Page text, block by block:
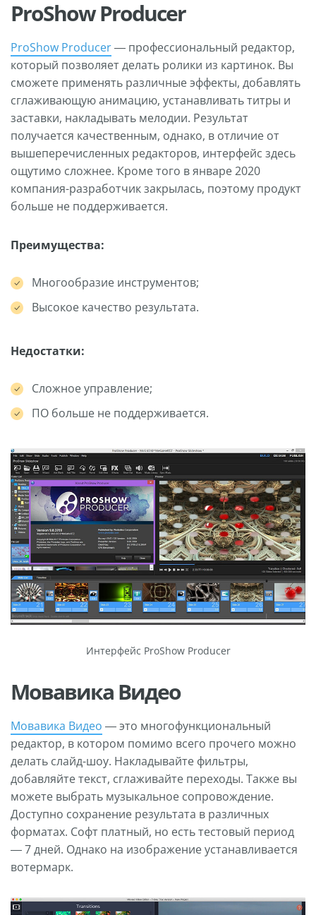
ProShow Producer
ProShow Producer— профессиональный редактор,
который позволяет делать ролики из картинок. Вы
сможете применять различные эффекты, добавлять
сглаживающую анимацию, устанавливать титры и
заставки, накладывать мелодии. Результат
получается качественным, однако, в отличие от
вышеперечисленных редакторов, интерфейс здесь
ощутимо сложнее. Кроме того в январе 2020
компания-разработчик закрылась, поэтому продукт
больше не поддерживается.
Преимущества:
Многообразие инструментов;
Высокое качество результата.
Недостатки:
Сложное управление;
ПО больше не поддерживается.
Интерфейс ProShow Producer
Мовавика Видео
Мовавика Видео — это многофункциональный
редактор, в котором помимо всего прочего можно
делать слайд-шоу. Накладывайте фильтры,
добавляйте текст, сглаживайте переходы. Также вы
можете выбрать музыкальное сопровождение.
Доступно сохранение результата в различных
форматах. Софт платный, но есть тестовый период
— 7 дней. Однако на изображение устанавливается
вотермарк.